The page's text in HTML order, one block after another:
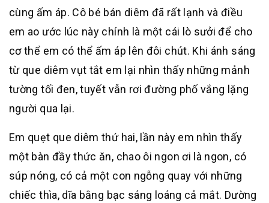
cùng ấm áp. Cô bé bán diêm đã rất lạnh và điều
em ao ước lúc này chính là một cái lò sưởi để cho
cơ thể em có thể ấm áp lên đôi chút. Khi ánh sáng
từ que diêm vụt tắt em lại nhìn thấy những mảnh
tường tối đen, tuyết vẫn rơi đường phố vắng lặng
người qua lại.
Em quẹt que diêm thứ hai, lần này em nhìn thấy
một bàn đầy thức ăn, chao ôi ngon ơi là ngon, có
súp nóng, có cả một con ngỗng quay với những
chiếc thìa, dĩa bằng bạc sáng loáng cả mắt. Dường